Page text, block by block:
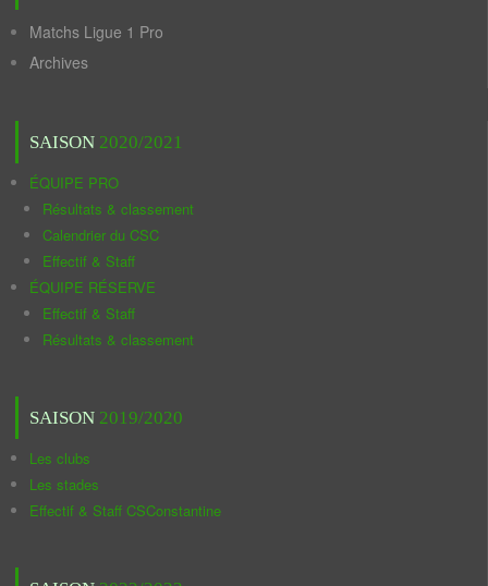
Matchs Ligue 1 Pro
Archives
SAISON 2020/2021
ÉQUIPE PRO
Résultats & classement
Calendrier du CSC
Effectif & Staff
ÉQUIPE RÉSERVE
Effectif & Staff
Résultats & classement
SAISON 2019/2020
Les clubs
Les stades
Effectif & Staff CSConstantine